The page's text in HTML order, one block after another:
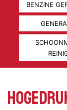
BENZINE